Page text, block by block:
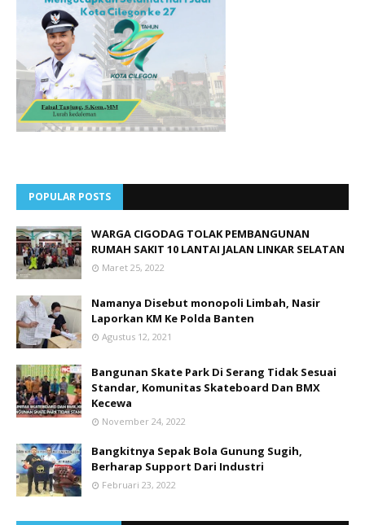
POPULAR POSTS
WARGA CIGODAG TOLAK PEMBANGUNAN
RUMAH SAKIT 10 LANTAI JALAN LINKAR SELATAN
Maret 25, 2022
Namanya Disebut monopoli Limbah, Nasir
Laporkan KM Ke Polda Banten
Agustus 12, 2021
Bangunan Skate Park Di Serang Tidak Sesuai
Standar, Komunitas Skateboard Dan BMX
Kecewa
November 24, 2022
Bangkitnya Sepak Bola Gunung Sugih,
Berharap Support Dari Industri
Februari 23, 2022